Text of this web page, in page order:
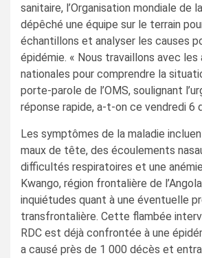
sanitaire, l’Organisation mondiale de
dépêché une équipe sur le terrain
échantillons et analyser les causes
épidémie. « Nous travaillons avec
nationales pour comprendre la
porte-parole de l’OMS, soulignant
réponse rapide, a-t-on ce vendredi 6
Les symptômes de la maladie
maux de tête, des écoulements
difficultés respiratoires et une
Kwango, région frontalière de
inquiétudes quant à une éventuelle
transfrontalière. Cette flambée
RDC est déjà confrontée à une
a causé près de 1 000 décès et